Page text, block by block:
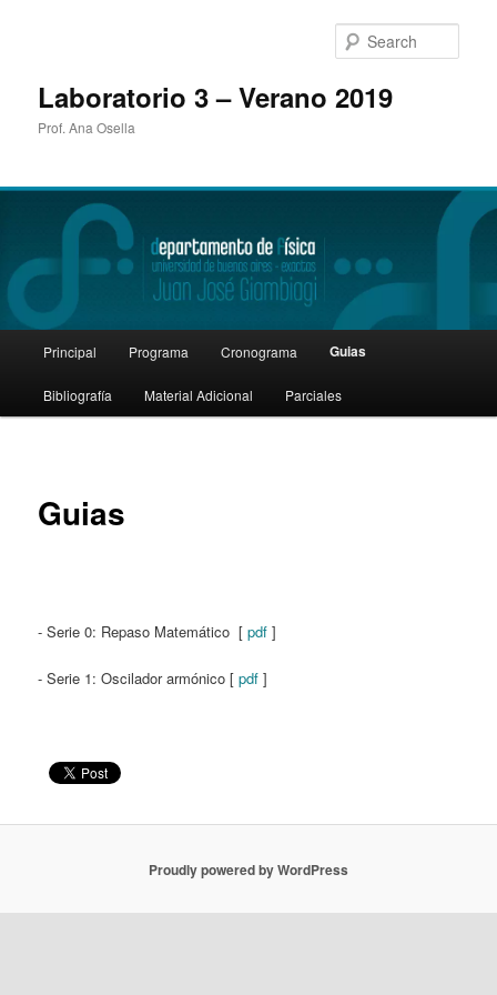
Laboratorio 3 – Verano 2019
Prof. Ana Osella
Skip
to
content
Principal Programa Cronograma Guias
Bibliografía Material Adicional Parciales
Guias
- Serie 0: Repaso Matemático [ pdf]
- Serie 1: Oscilador armónico [ pdf]
Proudly powered by WordPress